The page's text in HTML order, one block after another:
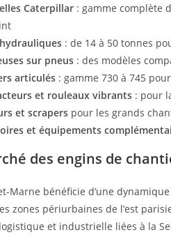
Caterpillar : gamme complète
: de 14 à 50 tonnes
sur pneus : des modèles
articulés : gamme 730 à 745
et rouleaux vibrants : pour
et scrapers pour les grands
et équipements
des engins de
Marne bénéficie d’une
zones périurbaines de l’est
et industrielle liées à la